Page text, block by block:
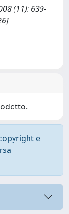
(11): 639-
e